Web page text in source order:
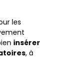
les
insérer
, à